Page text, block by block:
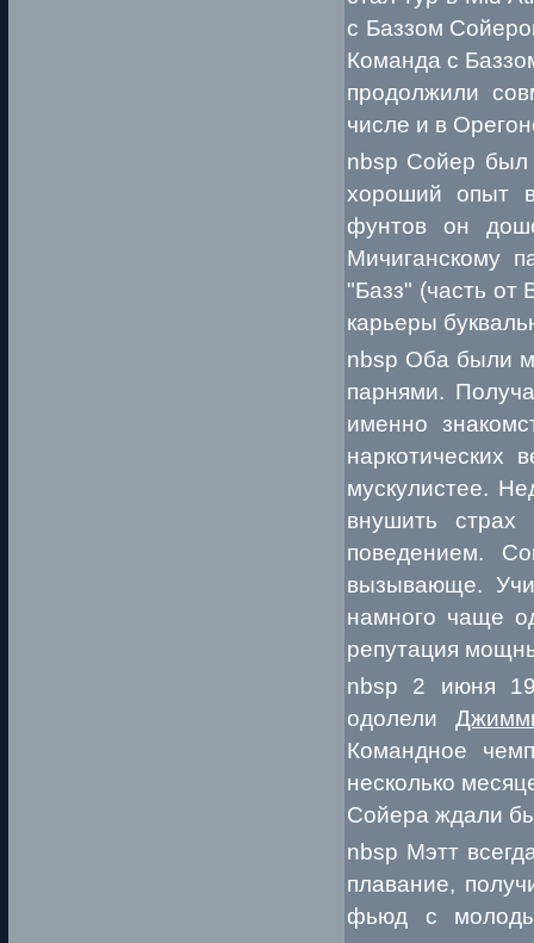
с Баззом
Команда с
продолжили
числе и в
nbsp Сойер был
хороший опыт
фунтов он
Мичиганскому
"Базз" (часть от
карьеры
nbsp Оба были
парнями.
именно
наркотических
мускулистее.
внушить страх
поведением.
вызывающе.
намного чаще
репутация
nbsp 2 июня
одолели
Командное
несколько
Сойера ждали
nbsp Мэтт
плавание,
фьюд с